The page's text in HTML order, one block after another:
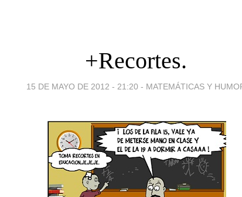
+Recortes.
15 DE MAYO DE 2012 - 21:20 - MATEMÁTICAS Y